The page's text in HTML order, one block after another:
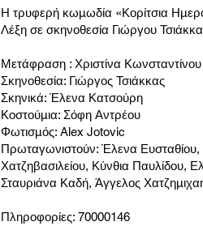
Η τρυφερή κωμωδία «Κορίτσια
Λέξη σε σκηνοθεσία Γιώργου
Μετάφραση : Χριστίνα Κωνσταντίνου
Σκηνοθεσία: Γιώργος Τσιάκκας
Σκηνικά: Έλενα Κατσούρη
Κοστούμια: Σόφη Αντρέου
Φωτισμός: Alex Jotovic
Πρωταγωνιστούν: Έλενα Ευσταθίου,
Χατζηβασιλείου, Κύνθια Παυλίδου,
Σταυριάνα Καδή, Άγγελος
Πληροφορίες: 70000146